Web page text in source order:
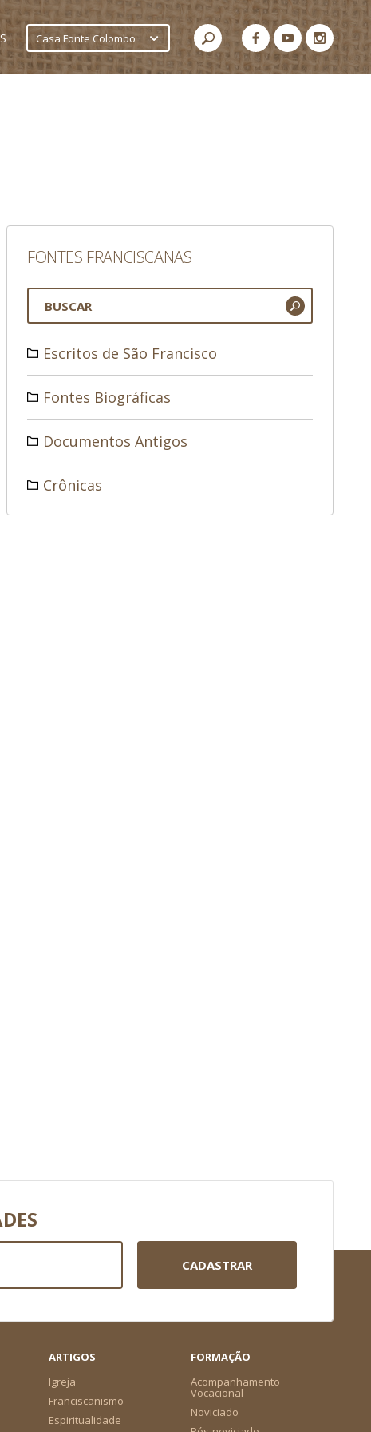
Casa Fonte Colombo
FONTES FRANCISCANAS
Escritos de São Francisco
Fontes Biográficas
Documentos Antigos
Crônicas
CADASTRAR
ARTIGOS
Igreja
Franciscanismo
Espiritualidade
FORMAÇÃO
Acompanhamento
Vocacional
Noviciado